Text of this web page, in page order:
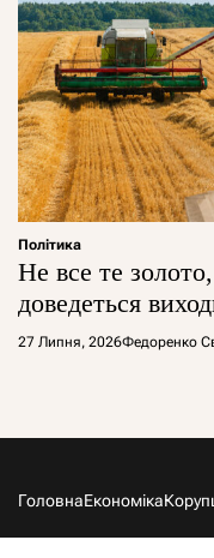
Політика
Не все те
доведеться
27 Липня, 2026Федоренко
ГоловнаЕкономіка